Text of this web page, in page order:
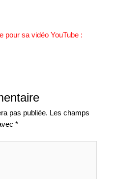
pour sa vidéo YouTube :
pas publiée. Les champs
*